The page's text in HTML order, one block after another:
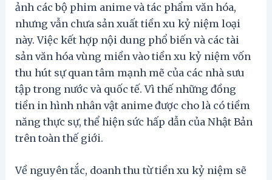
ảnh các bộ phim anime và tác phẩm văn hóa,
nhưng vẫn chưa sản xuất tiền xu kỷ niệm loại
này. Việc kết hợp nội dung phổ biến và các tài
sản văn hóa vùng miền vào tiền xu kỷ niệm vốn
thu hút sự quan tâm mạnh mẽ của các nhà sưu
tập trong nước và quốc tế. Vì thế những đồng
tiền in hình nhân vật anime được cho là có tiềm
năng thực sự, thể hiện sức hấp dẫn của Nhật Bản
trên toàn thế giới.
Về nguyên tắc, doanh thu từ tiền xu kỷ niệm sẽ